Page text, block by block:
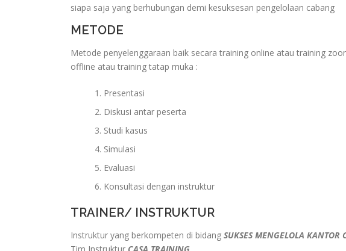
siapa saja yang berhubungan demi kesuksesan pengelolaan cabang
METODE
Metode penyelenggaraan baik secara training online atau training
offline atau training tatap muka :
Presentasi
Diskusi antar peserta
Studi kasus
Simulasi
Evaluasi
Konsultasi dengan instruktur
TRAINER/ INSTRUKTUR
Instruktur yang berkompeten di bidang SUKSES MENGELOLA KANTOR